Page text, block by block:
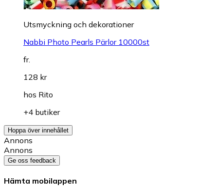
Utsmyckning och dekorationer
Nabbi Photo Pearls Pärlor 10000st
fr.
128 kr
hos Rito
+4 butiker
Hoppa över innehållet
Annons
Annons
Ge oss feedback
Hämta mobilappen